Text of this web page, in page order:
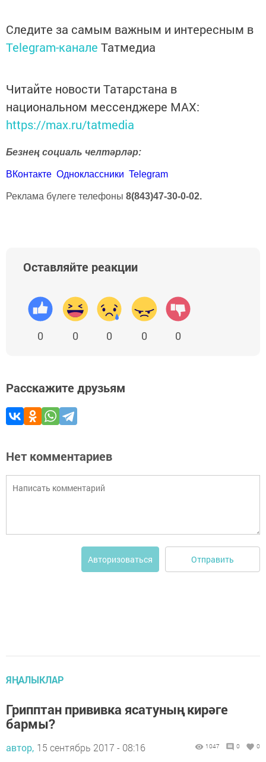
Следите за самым важным и интересным в
Telegram-канале Татмедиа
Читайте новости Татарстана в
национальном мессенджере MАХ:
https://max.ru/tatmedia
Безнең социаль челтәрләр:
ВКонтакте Одноклассники Telegram
Реклама бүлеге телефоны 8(843)47-30-0-02.
Оставляйте реакции
0 0 0 0 0
Расскажите друзьям
Нет комментариев
Авторизоваться Отправить
ЯҢАЛЫКЛАР
Грипптан прививка ясатуның кирәге
бармы?
автор, 15 сентябрь 2017 - 08:16 1047 0 0